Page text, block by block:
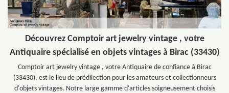
Découvrez Comptoir art jewelry vintage , votre
Antiquaire spécialisé en objets vintages à Birac (33430)
Comptoir art jewelry vintage , votre Antiquaire de confiance à Birac
(33430), est le lieu de prédilection pour les amateurs et collectionneurs
d'objets vintages. Notre large gamme d'articles soigneusement choisis